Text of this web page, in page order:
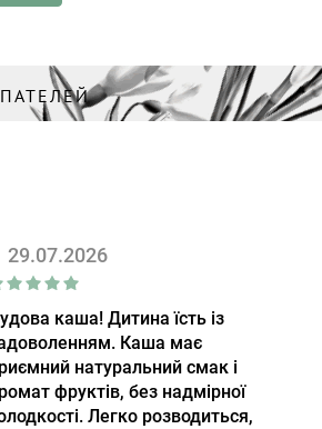
29.07.2026
каша! Дитина їсть із
Каша має
натуральний смак і
фруктів, без надмірної
Легко розводиться,